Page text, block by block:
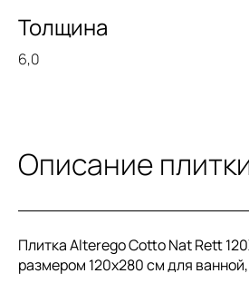
Толщина
6,0
Описание
Плитка Alterego Cotto Nat Rett
размером 120x280 см для